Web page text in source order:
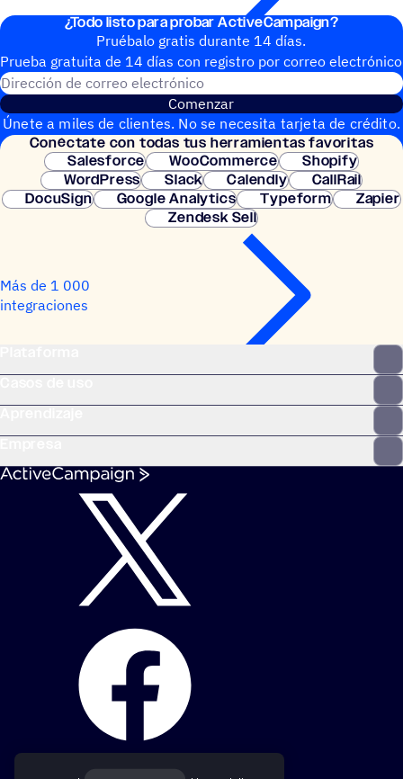
¿Todo listo para probar ActiveCampaign?
Pruébalo gratis durante 14 días.
Prueba gratuita de 14 días con regis­tro por correo electrónico
Dirección de correo electrónico
Comenzar
Únete a miles de clientes. No se necesita tarjeta de crédito.
Configuración instantánea.
Conéc­tate con todas tus herramientas favoritas
Salesforce
WooCommerce
Shopify
WordPress
Slack Calendly
CallRail
DocuSign
Google Analytics Typeform
Zapier
Zendesk Sell
Más de 1 000
integraciones